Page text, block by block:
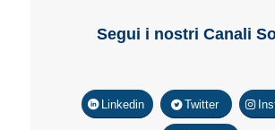
Segui i nostri Canali
Linkedin Twitter